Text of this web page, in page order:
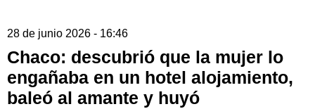
28 de junio 2026 - 16:46
Chaco: descubrió que la mujer lo
engañaba en un hotel alojamiento,
baleó al amante y huyó